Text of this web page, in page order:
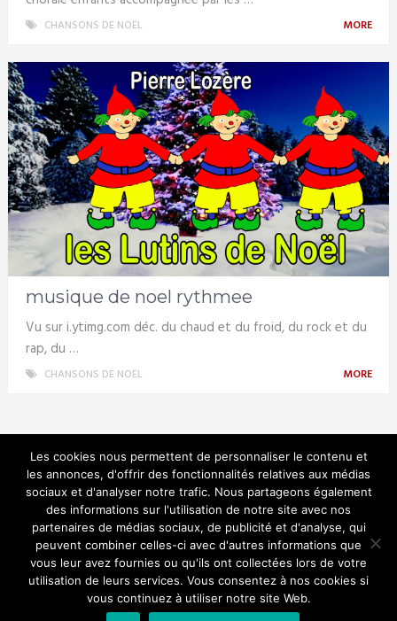
CHANSONS DE NOËL MORE
musique de noel rythmee
Vu sur i.ytimg.com déc. du chaud et du froid, du rock et du
rap, du …
CHANSONS DE NOËL MORE
Noel en musique
© Copyright 2026.
Chanter en famille pour noel
Les cookies nous permettent de personnaliser le contenu et
les annonces, d'offrir des fonctionnalités relatives aux médias
sociaux et d'analyser notre trafic. Nous partageons également
des informations sur l'utilisation de notre site avec nos
partenaires de médias sociaux, de publicité et d'analyse, qui
peuvent combiner celles-ci avec d'autres informations que
vous leur avez fournies ou qu'ils ont collectées lors de votre
utilisation de leurs services. Vous consentez à nos cookies si
vous continuez à utiliser notre site Web.